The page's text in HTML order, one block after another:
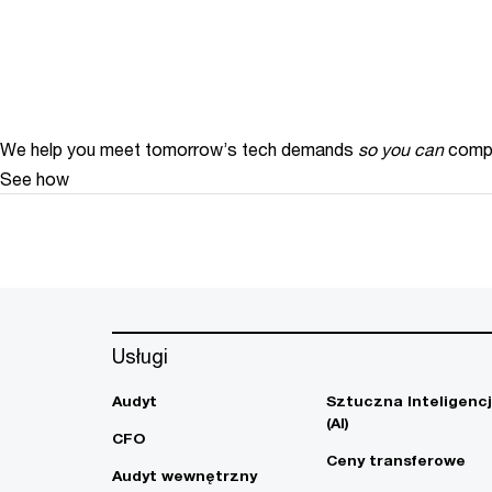
We help you meet tomorrow’s tech demands so you can
See how
Usługi
Audyt
CFO
Audyt wewnętrzny
Sztuczna
(AI)
Ceny transferowe